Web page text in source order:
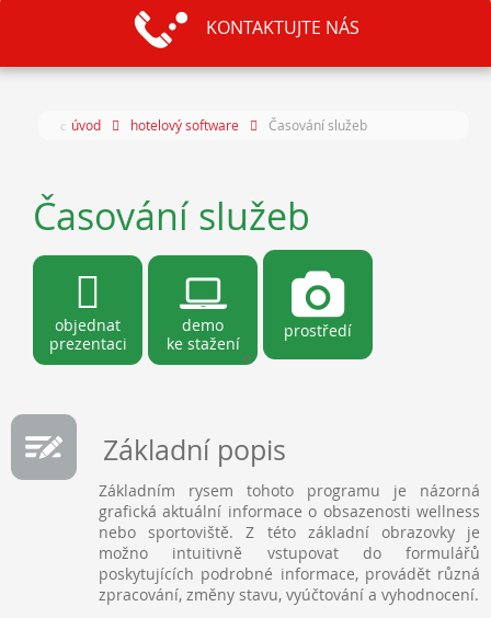
KONTAKTUJTE NÁS
úvod hotelový software Časování služeb
Časování služeb
objednat
prezentaci
demo
ke stažení
prostředí
Základní popis
Základním rysem tohoto programu je názorná
grafická aktuální informace o obsazenosti wellness
nebo sportoviště. Z této základní obrazovky je
možno intuitivně vstupovat do formulářů
poskytujících podrobné informace, provádět různá
zpracování, změny stavu, vyúčtování a vyhodnocení.